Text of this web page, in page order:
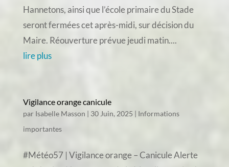
Hannetons, ainsi que l’école primaire du Stade
seront fermées cet après-midi, sur décision du
Maire. Réouverture prévue jeudi matin....
lire plus
Vigilance orange canicule
par Isabelle Masson | 30 Juin, 2025 | Informations
importantes
#Météo57 | Vigilance orange – Canicule Alerte